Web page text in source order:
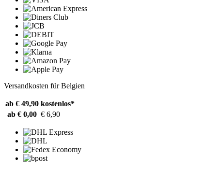
Versandkosten für Belgien
ab € 49,90 kostenlos*
ab € 0,00 € 6,90